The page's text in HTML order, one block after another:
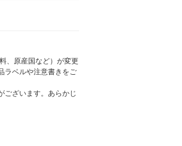
、原産国など）が変更
ラベルや注意書きをご
ございます。あらかじ